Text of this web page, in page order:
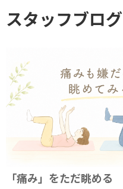
口コミ
アーカイブ
2026年8月
2026年7月
2026年6月
2026年5月
2026年4月
スタッフブログ
「痛み」をただ眺める